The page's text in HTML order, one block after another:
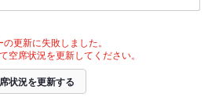
更新に失敗しました。
空席状況を更新してください。
状況を更新する